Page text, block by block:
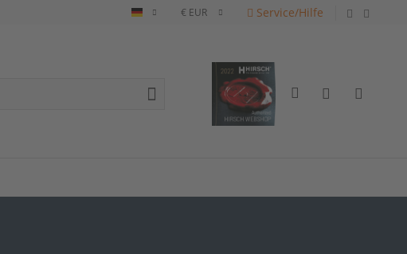
Deutsch Service/Hilfe